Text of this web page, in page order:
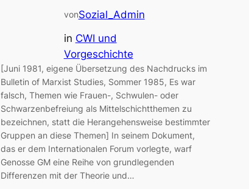
vonSozial_Admin
in CWI und
Vorgeschichte
[Juni 1981, eigene Übersetzung des Nachdrucks im
Bulletin of Marxist Studies, Sommer 1985, Es war
falsch, Themen wie Frauen-, Schwulen- oder
Schwarzenbefreiung als Mittelschichtthemen zu
bezeichnen, statt die Herangehensweise bestimmter
Gruppen an diese Themen] In seinem Dokument,
das er dem Internationalen Forum vorlegte, warf
Genosse GM eine Reihe von grundlegenden
Differenzen mit der Theorie und…